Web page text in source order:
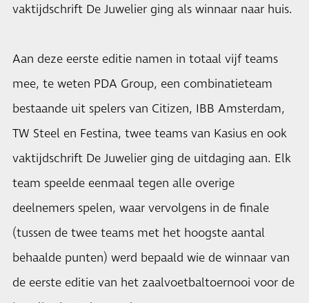
vaktijdschrift De Juwelier ging als winnaar naar huis.
Aan deze eerste editie namen in totaal vijf teams
mee, te weten PDA Group, een combinatieteam
bestaande uit spelers van Citizen, IBB Amsterdam,
TW Steel en Festina, twee teams van Kasius en ook
vaktijdschrift De Juwelier ging de uitdaging aan. Elk
team speelde eenmaal tegen alle overige
deelnemers spelen, waar vervolgens in de finale
(tussen de twee teams met het hoogste aantal
behaalde punten) werd bepaald wie de winnaar van
de eerste editie van het zaalvoetbaltoernooi voor de